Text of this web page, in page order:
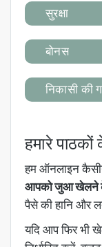
सुरक्षा
बोनस
निकासी की
हमारे पाठकों
हम ऑनलाइन
आपको जुआ खेलने के
पैसे की हानि और
यदि आप फिर भी